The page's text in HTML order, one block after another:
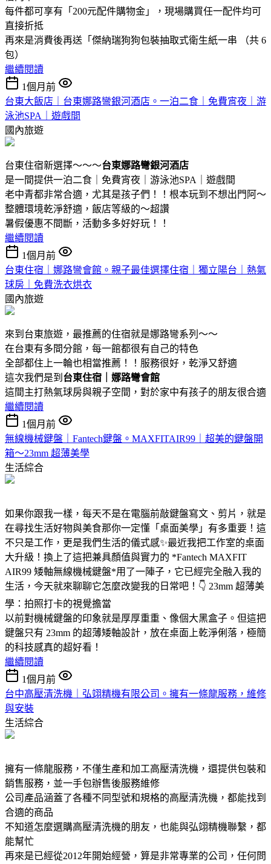
每件都可享有「200元配件購物金」，現場購買任一配件均可
直接折抵
再來是消費後再送「傑納瑞狗狗包裝抽取式衛生紙一串 （共 6
包）
繼續閱讀
1個月前
台東大飯店｜台東娜路彎銀河酒店。一泊二食｜免費宵夜｜游
泳池SPA｜遊戲間
國內旅遊
台東住宿新選擇～～～台東娜路彎銀河酒店
是一間提供一泊二食｜免費宵夜｜游泳池SPA｜遊戲間
老中青都非常合適，尤其是孩子們！！根本玩到不想出門阿～
整體環境乾淨舒適，飯店等級的～超讚
暑假優惠不間斷，活動多多好好玩！！
繼續閱讀
1個月前
台東住宿｜娜路彎會館。親子最佳選擇住宿｜獨立陽台｜熱氣
球房｜免費洗衣烘衣
國內旅遊
來到台東旅遊，最推薦的住宿就是娜路彎系列～～
在台東有多間分館，每一館都很有自己的特色
全部都住上一輪也相當推薦！！服務很好，乾淨又舒適
這次我們是到 台東住宿｜娜路彎會館
這間主打熱氣球房與親子空間，對於家中有孩子的朋友很合適
繼續閱讀
1個月前
無線機械鍵盤｜Fantech鍵盤。MAXFITAIR99｜超美的鍵盤開
箱～23mm 超薄美學
生活綜合
如果你跟我一樣，每天不是在電腦前敲鍵盤寫文、剪片，就是
在尋找生活好物與美食那你一定懂「桌面美學」有多重要！這
不只是工作，更是我們生活的儀式感✨最近我把工作室的桌面
大升級！換上了這把兼具顏值與實力的 *Fantech MAXFIT
AIR99 矮軸無線機械鍵盤*用了一陣子，它已經完全融入我的
生活，今天就來聊聊它怎麼改變我的日常吧！👇 23mm 超薄美
學：拍照打卡的視覺擔當
以前對機械鍵盤的印象就是厚厚重重、像個大黑盒子。但這把
鍵盤只有 23mm 的超薄矮軸設計，放在桌面上乾淨俐落，極簡
的科技感真的超好看！
繼續閱讀
1個月前
台中高壓清洗機｜弘翊精機有限公司。擁有一條龍服務，維修
與安裝
生活綜合
擁有一條龍服務，不僅生產和加工高壓清洗機，還提供包裝和
銷售服務，並一手包辦售後服務維修
公司產品涵蓋了各種不同型號和規格的高壓清洗機，都能找到
合適的商品
不知道怎麼選購高壓清洗機的朋友，也能與弘翊精機聯繫，都
能幫忙
再來是已經從2012年開始經營，算是非常專業的公司，任何問